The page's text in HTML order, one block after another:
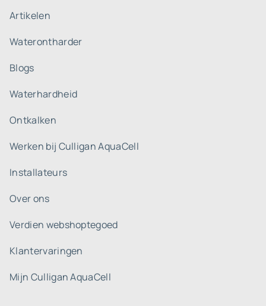
Artikelen
Waterontharder
Blogs
Waterhardheid
Ontkalken
Werken bij Culligan AquaCell
Installateurs
Over ons
Verdien webshoptegoed
Klantervaringen
Mijn Culligan AquaCell